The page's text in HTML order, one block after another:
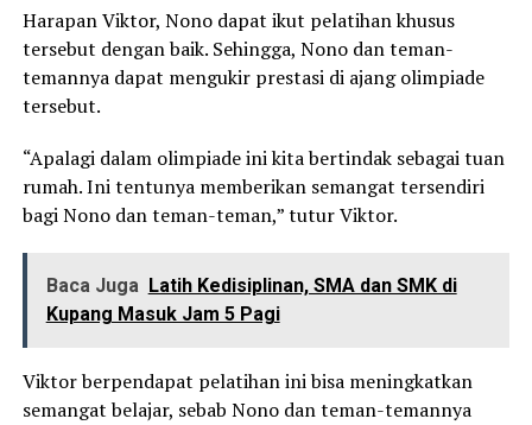
Harapan Viktor, Nono dapat ikut pelatihan khusus
tersebut dengan baik. Sehingga, Nono dan teman-
temannya dapat mengukir prestasi di ajang olimpiade
tersebut.
“Apalagi dalam olimpiade ini kita bertindak sebagai tuan
rumah. Ini tentunya memberikan semangat tersendiri
bagi Nono dan teman-teman,” tutur Viktor.
Baca Juga Latih Kedisiplinan, SMA dan SMK di
Kupang Masuk Jam 5 Pagi
Viktor berpendapat pelatihan ini bisa meningkatkan
semangat belajar, sebab Nono dan teman-temannya